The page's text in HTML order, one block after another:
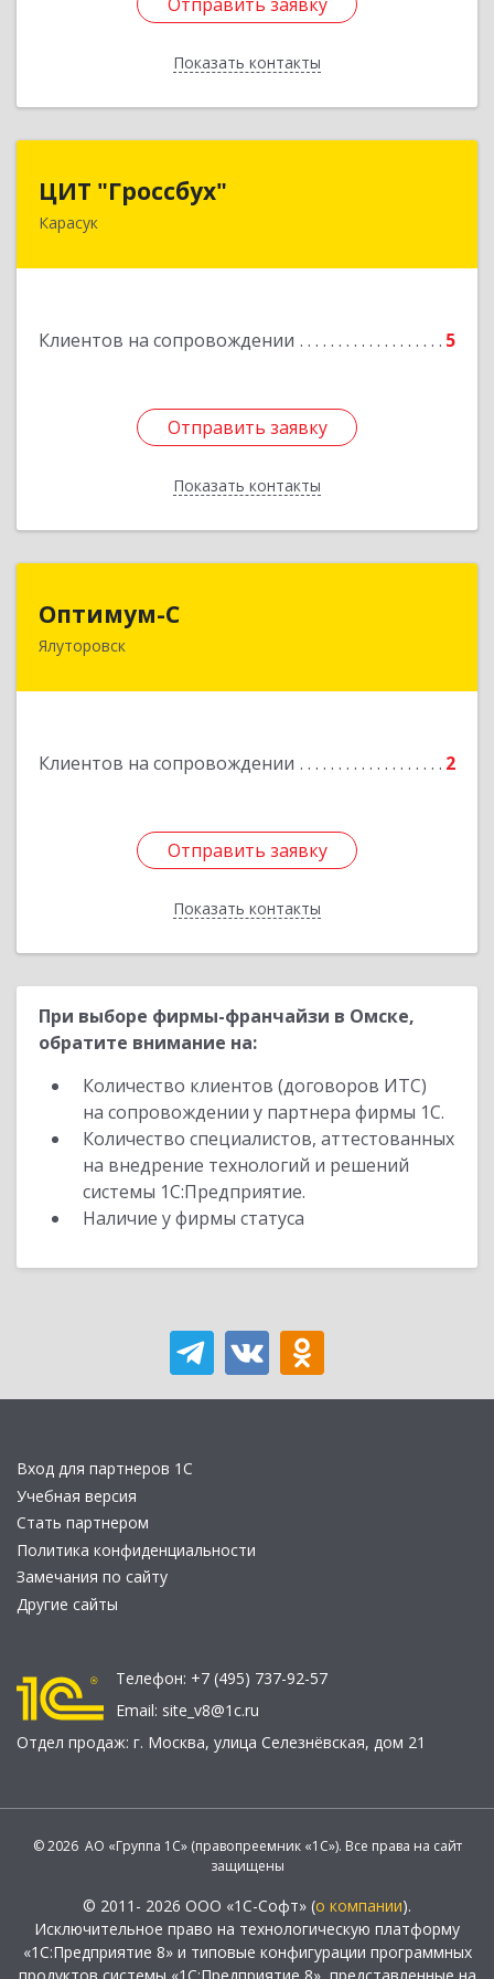
Показать контакты
Назад
ЦИТ "Гроссбух"
Карасук
Клиентов на сопровождении 5
Отправить заявку
Показать контакты
632861, Новосибирская обл, Карасукский р-н,
Отправить заявку
Назад
Оптимум-С
Ялуторовск
Клиентов на сопровождении 2
Отправить заявку
Показать контакты
Отправить заявку
Назад
При выборе фирмы-франчайзи в Омске,
обратите внимание на:
Количество клиентов (договоров ИТС)
на сопровождении у партнера фирмы 1С.
Количество специалистов, аттестованных
на внедрение технологий и решений
системы 1С:Предприятие.
Наличие у фирмы статуса
Вход для партнеров 1С
Учебная версия
Стать партнером
Политика конфиденциальности
Замечания по сайту
Другие сайты
Телефон: +7 (495) 737-92-57
Email: site_v8@1c.ru
Отдел продаж: г. Москва, улица Селезнёвская, дом 21
© 2026 АО «Группа 1С» (правопреемник «1С»). Все права на сайт
защищены
© 2011- 2026 ООО «1С-Софт» (о компании).
Исключительное право на технологическую платформу
«1С:Предприятие 8» и типовые конфигурации программных